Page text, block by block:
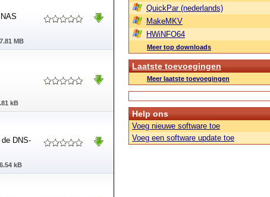
MB
kB
DNS-
kB
QuickPar (nederlands)
MakeMKV
HWiNFO64
Meer top downloads
Laatste toevoegingen
Meer laatste toevoegingen
Help ons
Voeg nieuwe software toe
Voeg een software update toe